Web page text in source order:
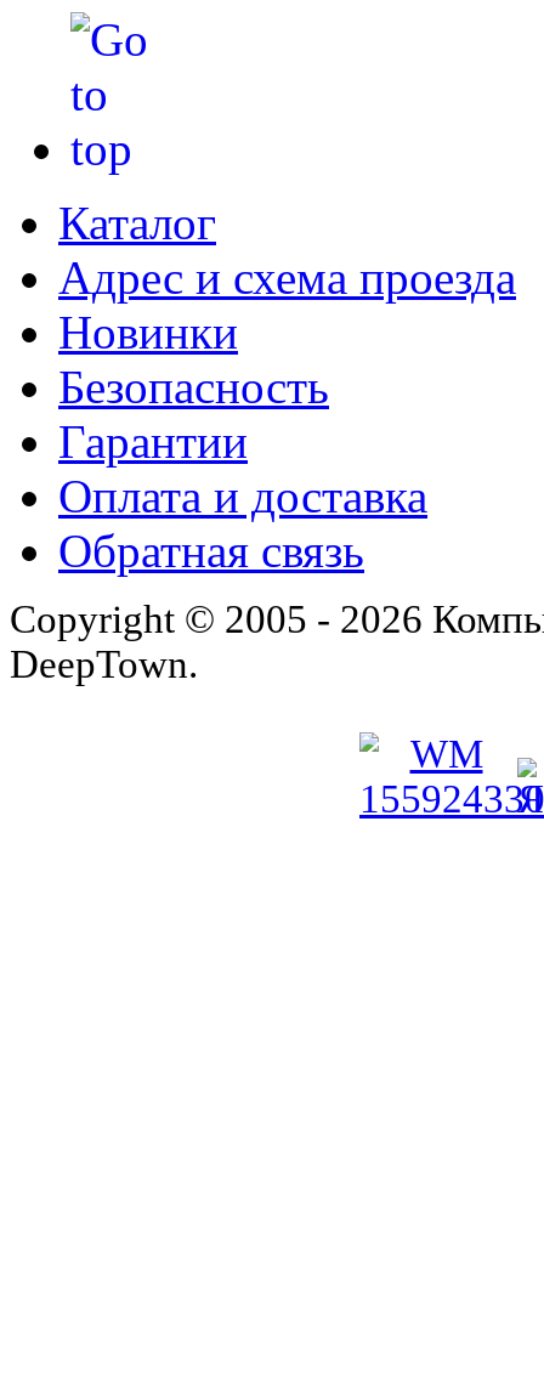
Каталог
Адрес и схема проезда
Новинки
Безопасность
Гарантии
Оплата и доставка
Обратная связь
Copyright © 2005 - 2026
DeepTown.